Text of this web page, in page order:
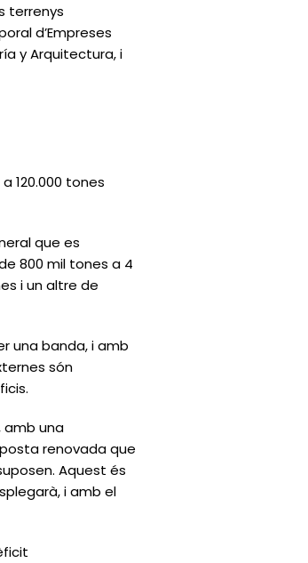
terrenys
d’Empreses
y Arquitectura, i
120.000 tones
que es
800 mil tones a 4
i un altre de
una banda, i amb
són
amb una
renovada que
Aquest és
i amb el